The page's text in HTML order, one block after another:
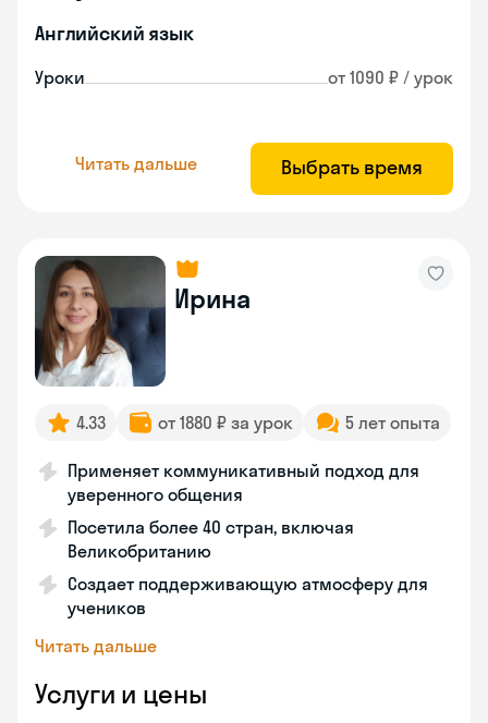
Английский язык
Уроки от 1090 ₽ / урок
Читать дальше Выбрать время
Ирина
4.33 от 1880 ₽ за урок 5 лет опыта
Применяет коммуникативный подход для
уверенного общения
Посетила более 40 стран, включая
Великобританию
Создает поддерживающую атмосферу для
учеников
Читать дальше
Услуги и цены